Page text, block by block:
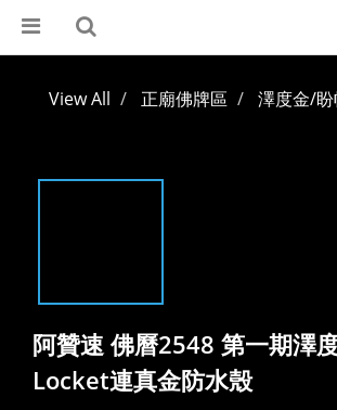
View All 正廟佛牌區 澤度金/
阿贊速 佛曆2548 第一期澤
Locket連真金防水殼